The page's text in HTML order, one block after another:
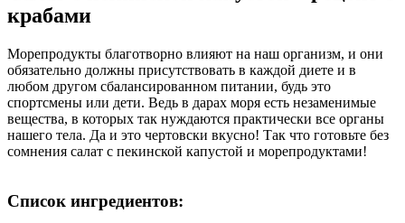
крабами
Морепродукты благотворно влияют на наш организм, и они
обязательно должны присутствовать в каждой диете и в
любом другом сбалансированном питании, будь это
спортсмены или дети. Ведь в дарах моря есть незаменимые
вещества, в которых так нуждаются практически все органы
нашего тела. Да и это чертовски вкусно! Так что готовьте без
сомнения салат с пекинской капустой и морепродуктами!
Список ингредиентов: